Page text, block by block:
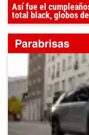
Así fue el
total black, globos